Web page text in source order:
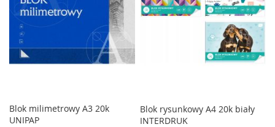
Blok milimetrowy A3 20k
UNIPAP
Blok rysunkowy A4 20k biały
INTERDRUK